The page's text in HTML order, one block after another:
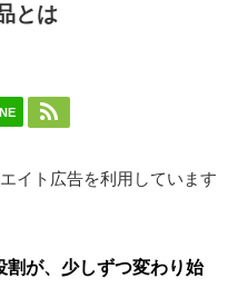
とは
イト広告を利用しています
割が、少しずつ変わり始